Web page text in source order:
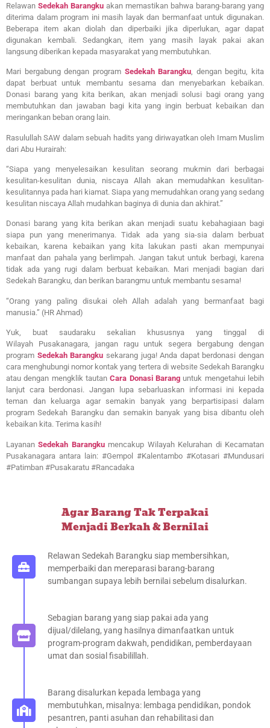
Relawan Sedekah Barangku akan memastikan bahwa barang-barang yang
diterima dalam program ini masih layak dan bermanfaat untuk digunakan.
Beberapa item akan diolah dan diperbaiki jika diperlukan, agar dapat
digunakan kembali. Sedangkan, item yang masih layak pakai akan
langsung diberikan kepada masyarakat yang membutuhkan.
Mari bergabung dengan program Sedekah Barangku, dengan begitu, kita
dapat berbuat untuk membantu sesama dan menyebarkan kebaikan.
Donasi barang yang kita berikan, akan menjadi solusi bagi orang yang
membutuhkan dan jawaban bagi kita yang ingin berbuat kebaikan dan
meringankan beban orang lain.
Rasulullah SAW dalam sebuah hadits yang diriwayatkan oleh Imam Muslim
dari Abu Hurairah:
“Siapa yang menyelesaikan kesulitan seorang mukmin dari berbagai
kesulitan-kesulitan dunia, niscaya Allah akan memudahkan kesulitan-
kesulitannya pada hari kiamat. Siapa yang memudahkan orang yang sedang
kesulitan niscaya Allah mudahkan baginya di dunia dan akhirat.”
Donasi barang yang kita berikan akan menjadi suatu kebahagiaan bagi
siapa pun yang menerimanya. Tidak ada yang sia-sia dalam berbuat
kebaikan, karena kebaikan yang kita lakukan pasti akan mempunyai
manfaat dan pahala yang berlimpah. Jangan takut untuk berbagi, karena
tidak ada yang rugi dalam berbuat kebaikan. Mari menjadi bagian dari
Sedekah Barangku, dan berikan barangmu untuk membantu sesama!
“Orang yang paling disukai oleh Allah adalah yang bermanfaat bagi
manusia.” (HR Ahmad)
Yuk, buat saudaraku sekalian khususnya yang tinggal di
Wilayah Pusakanagara, jangan ragu untuk segera bergabung dengan
program Sedekah Barangku sekarang juga! Anda dapat berdonasi dengan
cara menghubungi nomor kontak yang tertera di website Sedekah Barangku
atau dengan mengklik tautanCara Donasi Barang untuk mengetahui lebih
lanjut cara berdonasi. Jangan lupa sebarluaskan informasi ini kepada
teman dan keluarga agar semakin banyak yang berpartisipasi dalam
program Sedekah Barangku dan semakin banyak yang bisa dibantu oleh
kebaikan kita. Terima kasih!
LayananSedekah Barangkumencakup Wilayah Kelurahan di Kecamatan
Pusakanagara antara lain: #Gempol #Kalentambo #Kotasari #Mundusari
#Patimban #Pusakaratu #Rancadaka
Agar Barang Tak Terpakai
Menjadi Berkah & Bernilai
Relawan Sedekah Barangku siap membersihkan,
memperbaiki dan mereparasi barang-barang
sumbangan supaya lebih bernilai sebelum disalurkan.
Sebagian barang yang siap pakai ada yang
dijual/dilelang, yang hasilnya dimanfaatkan untuk
program-program dakwah, pendidikan, pemberdayaan
umat dan sosial fisabilillah.
Barang disalurkan kepada lembaga yang
membutuhkan, misalnya: lembaga pendidikan, pondok
pesantren, panti asuhan dan rehabilitasi dan